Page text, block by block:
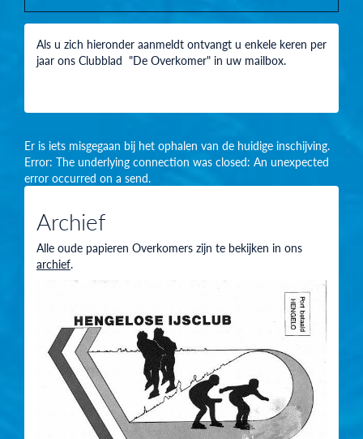
Als u zich hieronder aanmeldt ontvangt u enkele keren per
jaar ons Clubblad "De Overkomer" in uw mailbox.
Er is iets misgegaan bij het ophalen van de huidige inschijving.
Error: The underlying connection was closed: An unexpected
error occurred on a send.
Archief
Alle oude papieren Overkomers zijn te bekijken in ons
archief.